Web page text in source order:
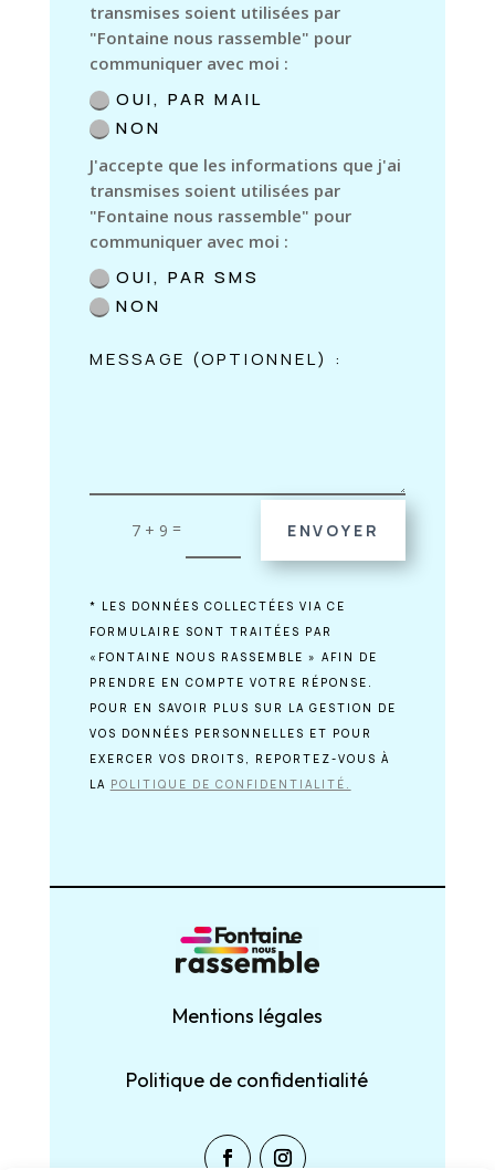
transmises soient utilisées par
"Fontaine nous rassemble" pour
communiquer avec moi :
OUI, PAR MAIL
NON
J'accepte que les informations que j'ai
transmises soient utilisées par
"Fontaine nous rassemble" pour
communiquer avec moi :
OUI, PAR SMS
NON
7 + 9 = ENVOYER
* LES DONNÉES COLLECTÉES VIA CE
FORMULAIRE SONT TRAITÉES PAR
«FONTAINE NOUS RASSEMBLE » AFIN DE
PRENDRE EN COMPTE VOTRE RÉPONSE.
POUR EN SAVOIR PLUS SUR LA GESTION DE
VOS DONNÉES PERSONNELLES ET POUR
EXERCER VOS DROITS, REPORTEZ-VOUS À
LA POLITIQUE DE CONFIDENTIALITÉ.
Mentions légales
Politique de confidentialité